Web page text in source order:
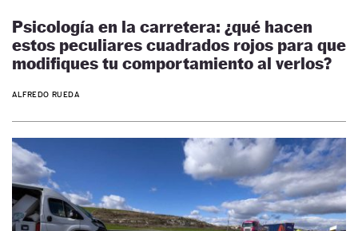
Psicología en la carretera: ¿qué hacen
estos peculiares cuadrados rojos para que
modifiques tu comportamiento al verlos?
ALFREDO RUEDA